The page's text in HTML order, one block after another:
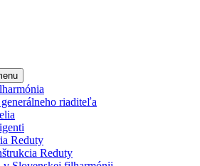
riaditeľa
Reduty
Reduty